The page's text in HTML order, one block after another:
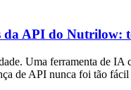
API do Nutrilow:
Uma ferramenta de
de API nunca foi tão